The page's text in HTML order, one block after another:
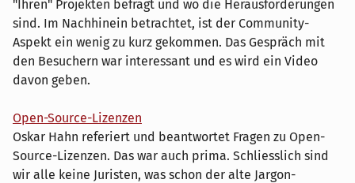
"Ihren" Projekten befragt und wo die Herausforderungen
sind. Im Nachhinein betrachtet, ist der Community-
Aspekt ein wenig zu kurz gekommen. Das Gespräch mit
den Besuchern war interessant und es wird ein Video
davon geben.
Open-Source-Lizenzen
Oskar Hahn referiert und beantwortet Fragen zu Open-
Source-Lizenzen. Das war auch prima. Schliesslich sind
wir alle keine Juristen, was schon der alte Jargon-